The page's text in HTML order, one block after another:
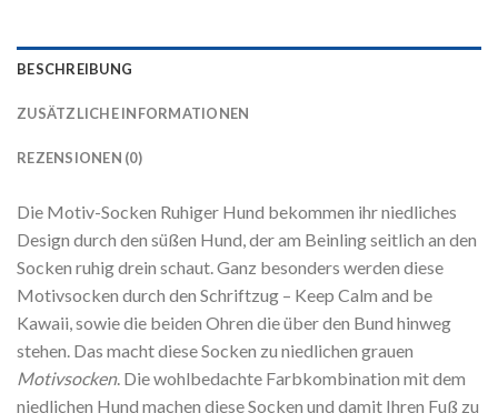
BESCHREIBUNG
ZUSÄTZLICHE INFORMATIONEN
REZENSIONEN (0)
Die Motiv-Socken Ruhiger Hund bekommen ihr niedliches
Design durch den süßen Hund, der am Beinling seitlich an den
Socken ruhig drein schaut. Ganz besonders werden diese
Motivsocken durch den Schriftzug – Keep Calm and be
Kawaii, sowie die beiden Ohren die über den Bund hinweg
stehen. Das macht diese Socken zu niedlichen grauen
Motivsocken. Die wohlbedachte Farbkombination mit dem
niedlichen Hund machen diese Socken und damit Ihren Fuß zu